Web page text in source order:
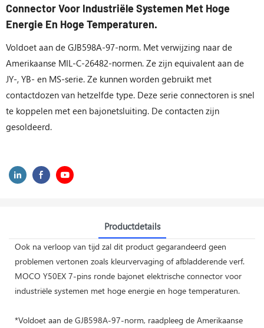
Connector Voor Industriële Systemen Met Hoge
Energie En Hoge Temperaturen.
Voldoet aan de GJB598A-97-norm. Met verwijzing naar de
Amerikaanse MIL-C-26482-normen. Ze zijn equivalent aan de
JY-, YB- en MS-serie. Ze kunnen worden gebruikt met
contactdozen van hetzelfde type. Deze serie connectoren is snel
te koppelen met een bajonetsluiting. De contacten zijn
gesoldeerd.
Productdetails
Ook na verloop van tijd zal dit product gegarandeerd geen
problemen vertonen zoals kleurvervaging of afbladderende verf.
MOCO Y50EX 7-pins ronde bajonet elektrische connector voor
industriële systemen met hoge energie en hoge temperaturen.
*Voldoet aan de GJB598A-97-norm, raadpleeg de Amerikaanse